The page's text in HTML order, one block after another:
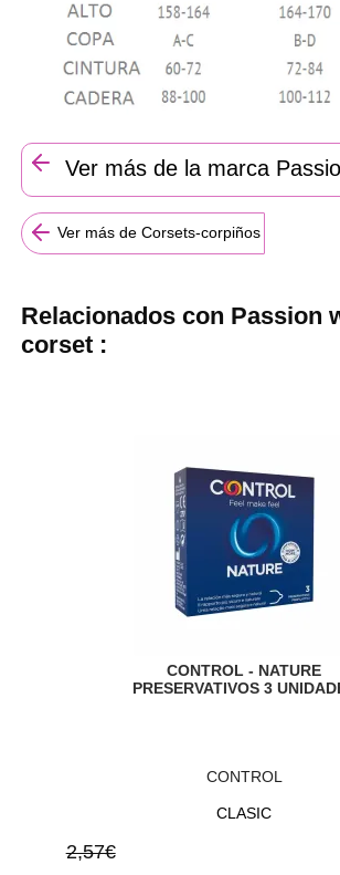
Ver más de la marca
Ver más de Corsets-corpiños
Relacionados con Passion
corset :
CONTROL - NATURE
PRESERVATIVOS 3
CONTROL
CLASIC
2,57€